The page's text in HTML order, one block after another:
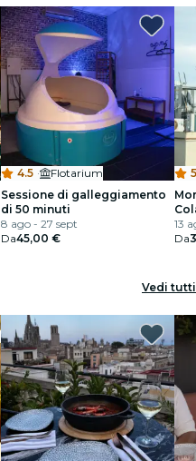
4.5 ·
Flotarium
Sessione di galleggiamento
di 50 minuti
8 ago - 27 sept
Da45,00 €
13
Da
Vedi tutti